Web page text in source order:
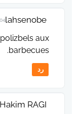
lahsenobe
aux
barbecues.
رد
Hakim RAGI